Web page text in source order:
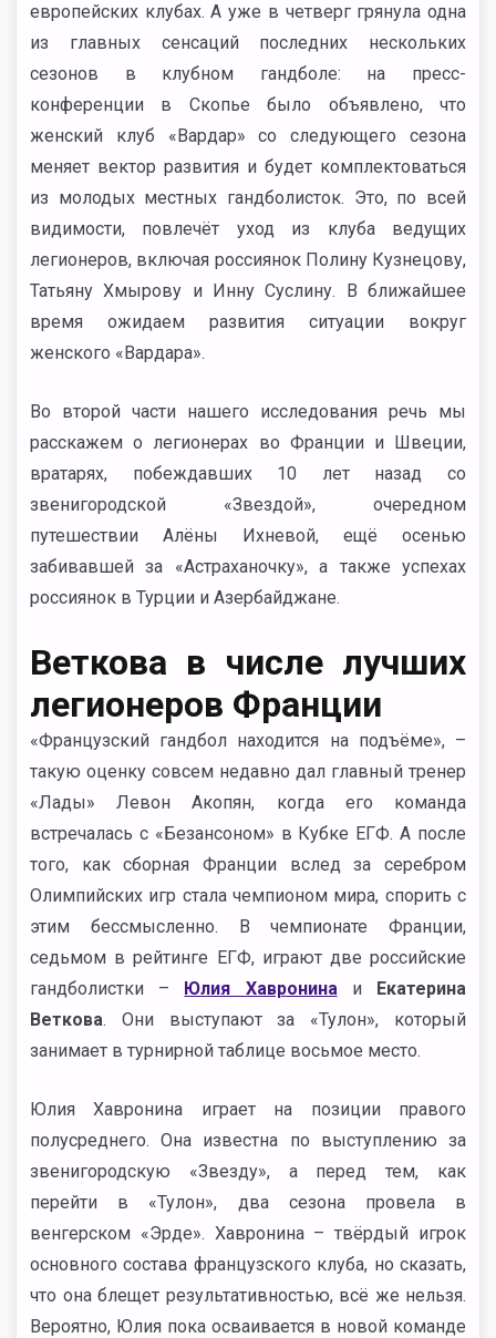
европейских клубах. А уже в четверг грянула одна
из главных сенсаций последних нескольких
сезонов в клубном гандболе: на пресс-
конференции в Скопье было объявлено, что
женский клуб «Вардар» со следующего сезона
меняет вектор развития и будет комплектоваться
из молодых местных гандболисток. Это, по всей
видимости, повлечёт уход из клуба ведущих
легионеров, включая россиянок Полину Кузнецову,
Татьяну Хмырову и Инну Суслину. В ближайшее
время ожидаем развития ситуации вокруг
женского «Вардара».
Во второй части нашего исследования речь мы
расскажем о легионерах во Франции и Швеции,
вратарях, побеждавших 10 лет назад со
звенигородской «Звездой», очередном
путешествии Алёны Ихневой, ещё осенью
забивавшей за «Астраханочку», а также успехах
россиянок в Турции и Азербайджане.
Веткова в числе лучших
легионеров Франции
«Французский гандбол находится на подъёме», –
такую оценку совсем недавно дал главный тренер
«Лады» Левон Акопян, когда его команда
встречалась с «Безансоном» в Кубке ЕГФ. А после
того, как сборная Франции вслед за серебром
Олимпийских игр стала чемпионом мира, спорить с
этим бессмысленно. В чемпионате Франции,
седьмом в рейтинге ЕГФ, играют две российские
гандболистки – Юлия Хавронинаи Екатерина
Веткова. Они выступают за «Тулон», который
занимает в турнирной таблице восьмое место.
Юлия Хавронина играет на позиции правого
полусреднего. Она известна по выступлению за
звенигородскую «Звезду», а перед тем, как
перейти в «Тулон», два сезона провела в
венгерском «Эрде». Хавронина – твёрдый игрок
основного состава французского клуба, но сказать,
что она блещет результативностью, всё же нельзя.
Вероятно, Юлия пока осваивается в новой команде